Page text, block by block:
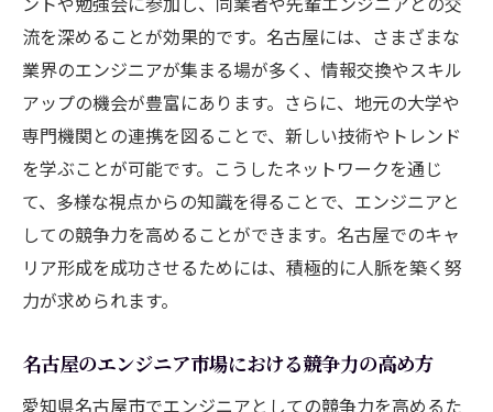
地元でのリモートワークの実態と展望
名古屋でのワークライフバランス実現法
異文化交流を通じた名古屋での仕事の広が
り
エンジニアチームでのコラボレーションの
秘訣
名古屋のオフィス文化と働き方
地域に根ざした働き方の可能性
多様な業界での名古屋エンジニア求人の魅力
自動車産業におけるエンジニアの役割
流を深めることが効果的です。名古屋には、さまざまな
業界のエンジニアが集まる場が多く、情報交換やスキル
アップの機会が豊富にあります。さらに、地元の大学や
専門機関との連携を図ることで、新しい技術やトレンド
を学ぶことが可能です。こうしたネットワークを通じ
て、多様な視点からの知識を得ることで、エンジニアと
しての競争力を高めることができます。名古屋でのキャ
リア形成を成功させるためには、積極的に人脈を築く努
力が求められます。
名古屋のエンジニア市場における競争力の高め方
愛知県名古屋市でエンジニアとしての競争力を高めるた